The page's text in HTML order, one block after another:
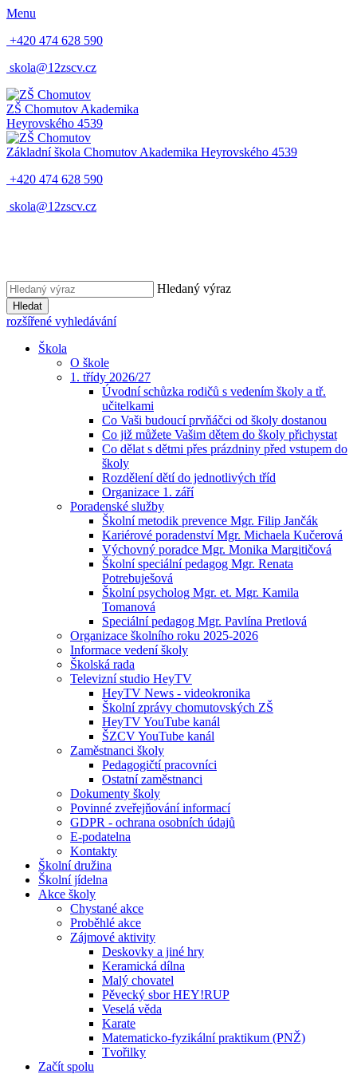
Menu
+420 474 628 590
skola@12zscv.cz
ZŠ Chomutov Akademika
Heyrovského 4539
Základní škola Chomutov Akademika Heyrovského 4539
+420 474 628 590
skola@12zscv.cz
Hledaný výraz
Hledat
rozšířené vyhledávání
Škola
O škole
1. třídy 2026/27
Úvodní schůzka rodičů s vedením školy a tř.
učitelkami
Co Vaši budoucí prvňáčci od školy dostanou
Co již můžete Vašim dětem do školy přichystat
Co dělat s dětmi přes prázdniny před vstupem do
školy
Rozdělení dětí do jednotlivých tříd
Organizace 1. září
Poradenské služby
Školní metodik prevence Mgr. Filip Jančák
Kariérové poradenství Mgr. Michaela Kučerová
Výchovný poradce Mgr. Monika Margitičová
Školní speciální pedagog Mgr. Renata
Potrebuješová
Školní psycholog Mgr. et. Mgr. Kamila
Tomanová
Speciální pedagog Mgr. Pavlína Pretlová
Organizace školního roku 2025-2026
Informace vedení školy
Školská rada
Televizní studio HeyTV
HeyTV News - videokronika
Školní zprávy chomutovských ZŠ
HeyTV YouTube kanál
ŠZCV YouTube kanál
Zaměstnanci školy
Pedagogičtí pracovníci
Ostatní zaměstnanci
Dokumenty školy
Povinné zveřejňování informací
GDPR - ochrana osobních údajů
E-podatelna
Kontakty
Školní družina
Školní jídelna
Akce školy
Chystané akce
Proběhlé akce
Zájmové aktivity
Deskovky a jiné hry
Keramická dílna
Malý chovatel
Pěvecký sbor HEY!RUP
Veselá věda
Karate
Matematicko-fyzikální praktikum (PNŽ)
Tvořilky
Začít spolu